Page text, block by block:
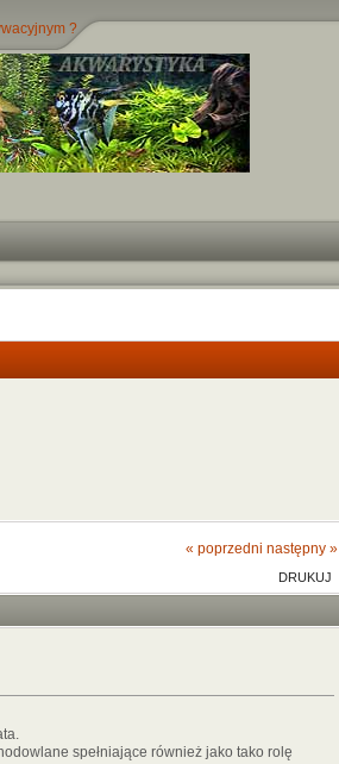
?
« poprzedni następny »
DRUKUJ
spełniające również jako tako rolę